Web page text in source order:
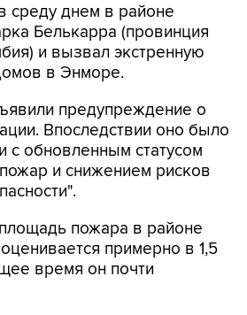
среду днем в районе
Белькарра (провинция
и вызвал экстренную
в Энморе.
предупреждение о
Впоследствии оно было
с обновленным статусом
и снижением рисков
пожара в районе
примерно в 1,5
время он почти